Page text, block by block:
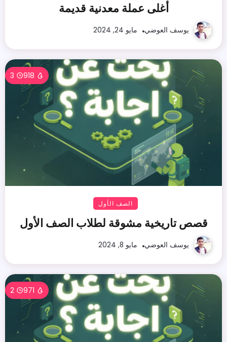
أغلى عملة معدنية قديمة
يوسف العوضي مايو 24, 2024
918
3
الصف الأول
قصص تاريخية مشوقة لطلاب الصف الأول
يوسف العوضي مايو 8, 2024
971
2